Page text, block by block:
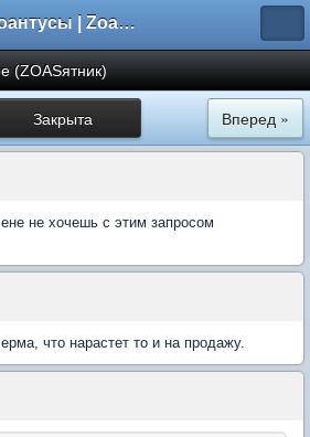
Зоантусы | Zoasfan.ru
(ZOASятник)
Закрыта Вперед »
не хочешь с этим запросом
что нарастет то и на продажу.